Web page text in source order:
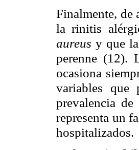
Finalmente, de
la rinitis
aureus y que
perenne (12).
ocasiona
variables que
prevalencia
representa un
hospitalizados.